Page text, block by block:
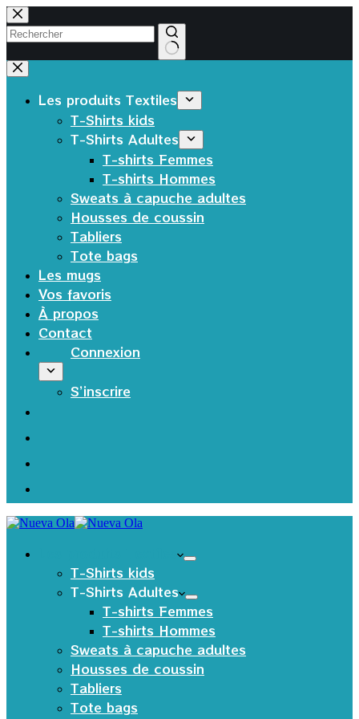
Passer
au
contenu
Aucun
résultat
Les produits Textiles
T-Shirts kids
T-Shirts Adultes
T-shirts Femmes
T-shirts Hommes
Sweats à capuche adultes
Housses de coussin
Tabliers
Tote bags
Les mugs
Vos favoris
À propos
Contact
Connexion
S’inscrire
T-Shirts kids
T-Shirts Adultes
T-shirts Femmes
T-shirts Hommes
Sweats à capuche adultes
Housses de coussin
Tabliers
Tote bags